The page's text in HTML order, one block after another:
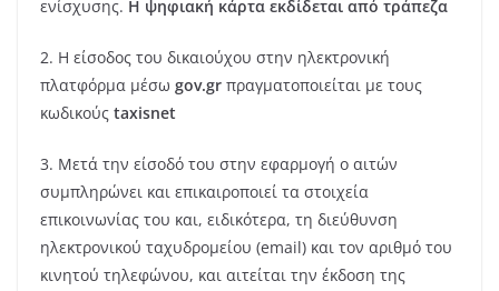
ενίσχυσης. Η ψηφιακή κάρτα εκδίδεται από τράπεζα
2. Η είσοδος του δικαιούχου στην ηλεκτρονική
πλατφόρμα μέσω gov.gr πραγματοποιείται με τους
κωδικούς taxisnet
3. Μετά την είσοδό του στην εφαρμογή ο αιτών
συμπληρώνει και επικαιροποιεί τα στοιχεία
επικοινωνίας του και, ειδικότερα, τη διεύθυνση
ηλεκτρονικού ταχυδρομείου (email) και τον αριθμό του
κινητού τηλεφώνου, και αιτείται την έκδοση της